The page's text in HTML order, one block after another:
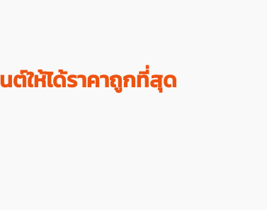
ให้ได้ราคาถูกที่สุด